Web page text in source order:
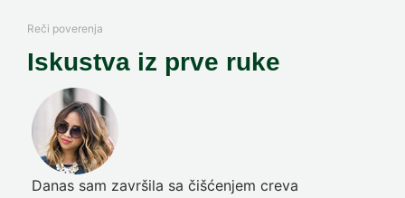
Reči poverenja
Iskustva iz prve ruke
Danas sam završila sa čišćenjem creva